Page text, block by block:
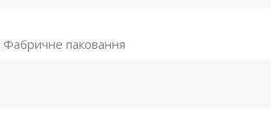
Фабричне паковання